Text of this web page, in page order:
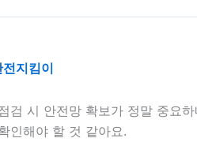
지킴이
검 시 안전망 확보가 정말 중요
인해야 할 것 같아요.